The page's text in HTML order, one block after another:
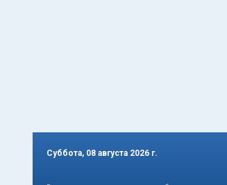
Суббота, 08 августа 2026 г.